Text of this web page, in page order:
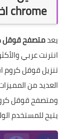
chrome اخر اصدار كامل
يعدمتصفح قوقل
انترنت عربي
تنزيل قوقل كروم
العديد من
يتيح للمستخدم